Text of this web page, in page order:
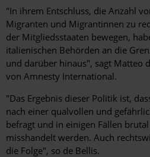
"In ihrem Entschluss, die Anzahl
Migranten und Migrantinnen zu
der Mitgliedsstaaten bewegen,
italienischen Behörden an die
und darüber hinaus", sagt Matteo
von Amnesty International.
"Das Ergebnis dieser Politik ist,
nach einer qualvollen und
befragt und in einigen Fällen
misshandelt werden. Auch
die Folge", so de Bellis.